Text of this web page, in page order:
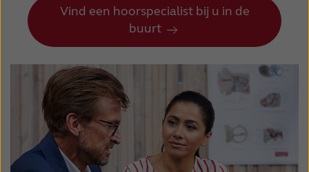
Een team van ingenieurs van GN Hearing,
Google en Cochlear hebben de afgelopen
twee jaar samengewerkt aan de ontwikkeling
van deze nieuwe technologie. Hij is
gebaseerd op de gezamenlijk ontwikkelde
specificatie voor hoortoestellen: Audio
Streaming for Hearing Aids (ASHA) op
Bluetooth Low Energy Connection-Oriented
Vind een hoorspecialist bij u in de
buurt